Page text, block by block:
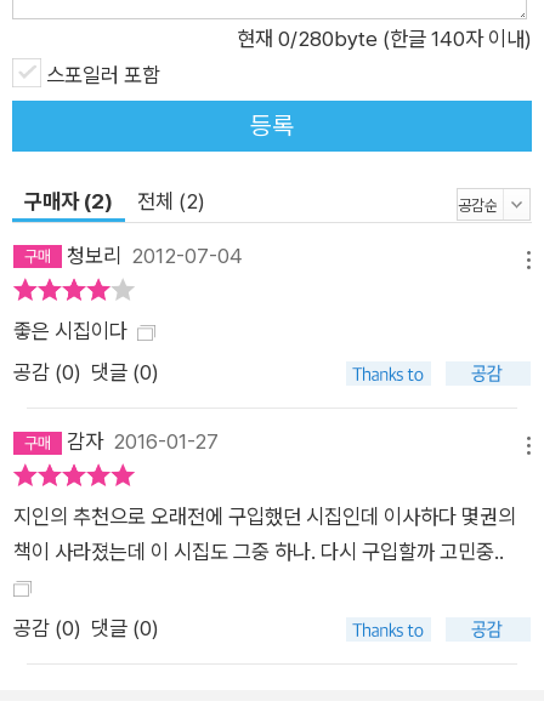
현재 0/280byte (한글 140자 이내)
스포일러 포함
등록
구매자 (2) 전체 (2)
청보리 2012-07-04
좋은 시집이다
공감 (0) 댓글 (0)
감자2016-01-27
지인의 추천으로 오래전에 구입했던 시집인데 이사하다 몇권의
책이 사라졌는데 이 시집도 그중 하나. 다시 구입할까 고민중..
공감 (0) 댓글 (0)